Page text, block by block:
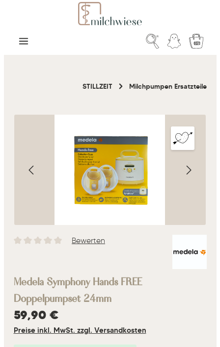
Zum Hauptinhalt springen
STILLZEIT Milchpumpen Ersatzteile
Durchschnittliche Bewertung von 0 von 5 Sternen
Bewerten
Medela Symphony Hands FREE
Doppelpumpset 24mm
Regulärer Preis:
59,90 €
Preise inkl. MwSt. zzgl. Versandkosten